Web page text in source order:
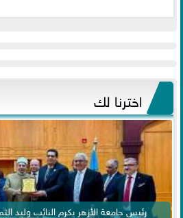
اخترنا لك
رئيس جامعة الأزهر يكرم النائب وليد